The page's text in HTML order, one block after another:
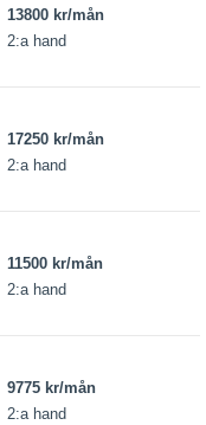
13800 kr/mån
2:a hand
17250 kr/mån
2:a hand
11500 kr/mån
2:a hand
9775 kr/mån
2:a hand